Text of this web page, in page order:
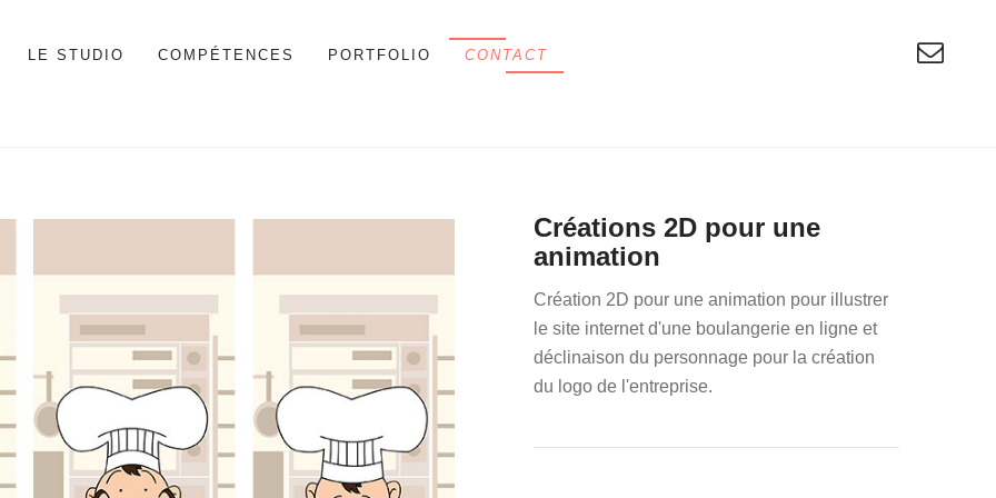
LE STUDIO COMPÉTENCES PORTFOLIO CONTACT
Créations 2D pour une
animation
Création 2D pour une animation pour illustrer
le site internet d'une boulangerie en ligne et
déclinaison du personnage pour la création
du logo de l'entreprise.